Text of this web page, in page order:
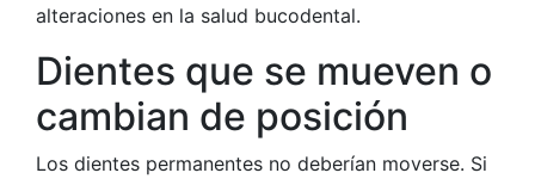
alteraciones en la salud bucodental.
Dientes que se mueven o
cambian de posición
Los dientes permanentes no deberían moverse. Si